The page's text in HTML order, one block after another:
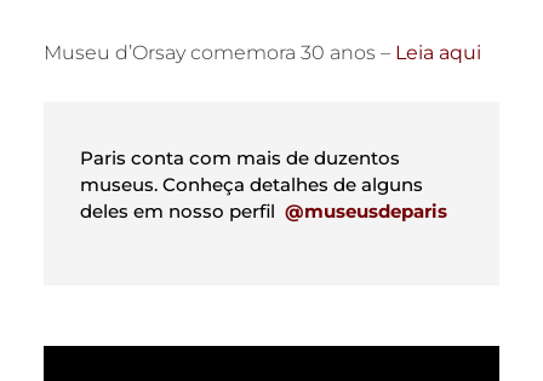
Museu d’Orsay comemora 30 anos – Leia aqui
Paris conta com mais de duzentos
museus. Conheça detalhes de alguns
deles em nosso perfil@museusdeparis